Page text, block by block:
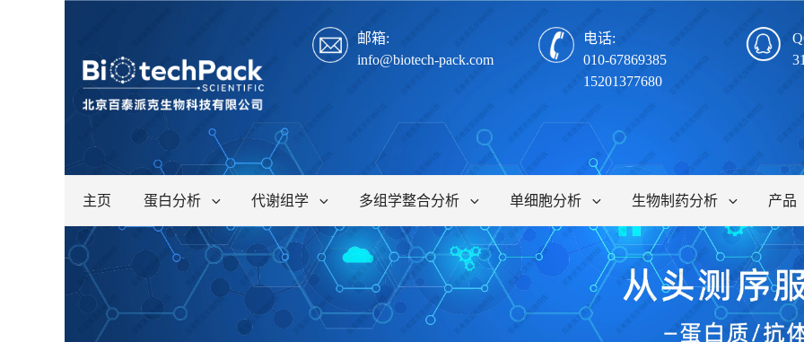
邮箱:
info@biotech-pack.com
电话:
010-67869385
15201377680
主页 蛋白分析 代谢组学 多组学整合分析 单细胞分析 生物制药分析 产品